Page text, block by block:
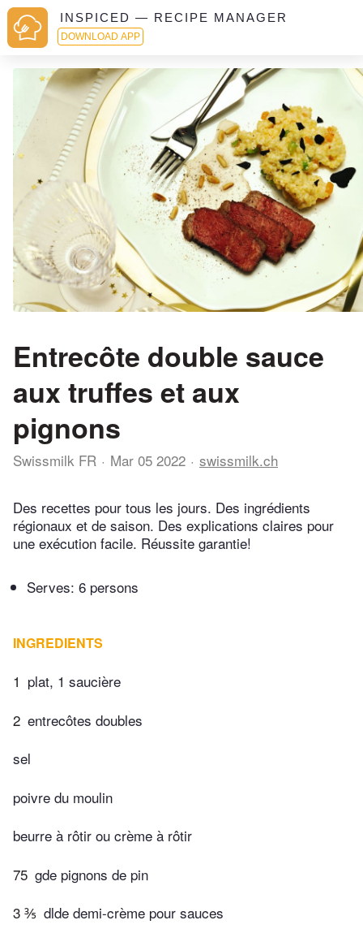
INSPICED — RECIPE MANAGER
DOWNLOAD APP
Entrecôte double sauce
aux truffes et aux
pignons
Swissmilk FR Mar 05 2022 swissmilk.ch
Des recettes pour tous les jours. Des ingrédients
régionaux et de saison. Des explications claires pour
une exécution facile. Réussite garantie!
Serves: 6 persons
INGREDIENTS
1 plat, 1 saucière
2 entrecôtes doubles
sel
poivre du moulin
beurre à rôtir ou crème à rôtir
75 gde pignons de pin
3 ⅗ dlde demi-crème pour sauces